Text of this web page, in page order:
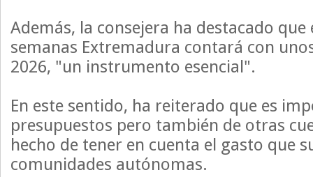
Además, la consejera ha destacado que
semanas Extremadura contará con
2026, "un instrumento esencial".
En este sentido, ha reiterado que es
presupuestos pero también de otras
hecho de tener en cuenta el gasto que
comunidades autónomas.